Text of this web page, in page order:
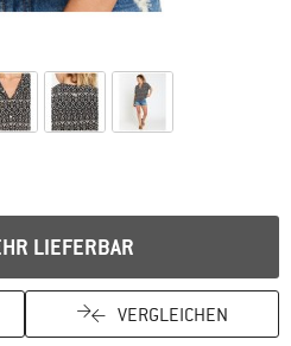
LIEFERBAR
VERGLEICHEN